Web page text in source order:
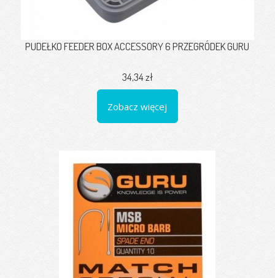
PUDEŁKO FEEDER BOX ACCESSORY 6 PRZEGRÓDEK GURU
34,34 zł
Zobacz więcej